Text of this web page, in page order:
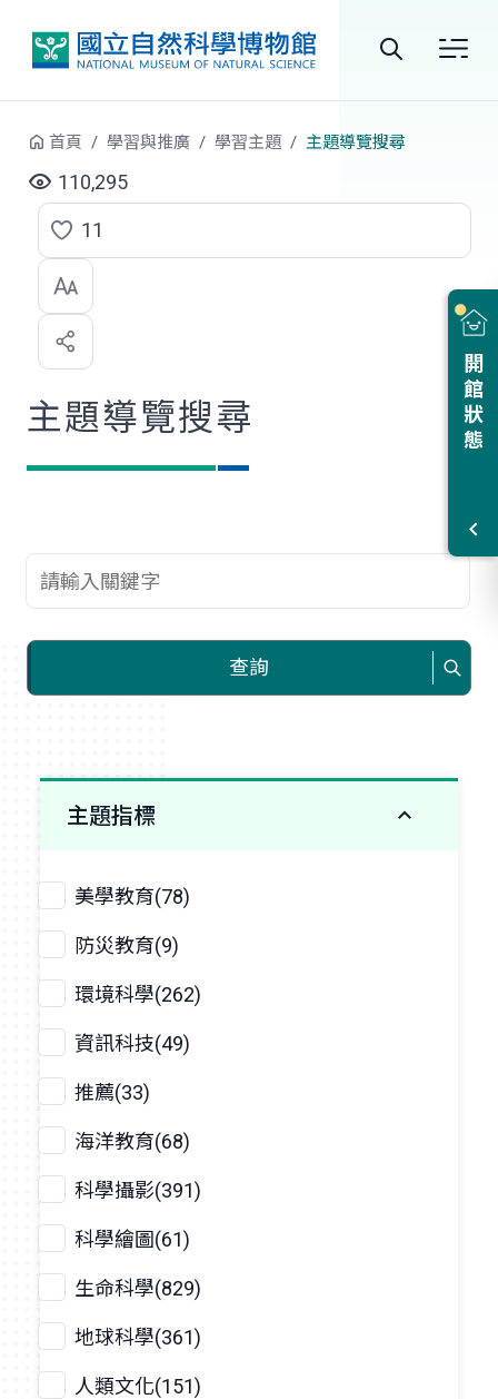
站
尋
開館狀態
首頁 學習與推廣 學習主題 主題導覽搜尋
110,295
點
選
喜
歡
11
主題導覽搜尋
查詢關鍵字
查詢
主題指標
美學教育(78)
防災教育(9)
環境科學(262)
資訊科技(49)
推薦(33)
海洋教育(68)
科學攝影(391)
科學繪圖(61)
生命科學(829)
地球科學(361)
人類文化(151)